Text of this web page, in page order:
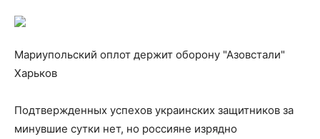
Мариупольский оплот держит оборону "Азовстали"
Харьков
Подтвержденных успехов украинских защитников за
минувшие сутки нет, но россияне изрядно